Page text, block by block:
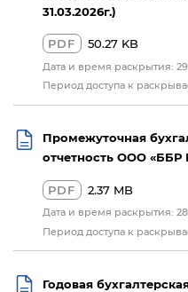
31.03.2026г.)
PDF 50.27 KB
Дата и время раскрытия:
Период доступа к
Промежуточная
отчетность ООО «ББР
PDF 2.37 MB
Дата и время раскрытия:
Период доступа к
Годовая